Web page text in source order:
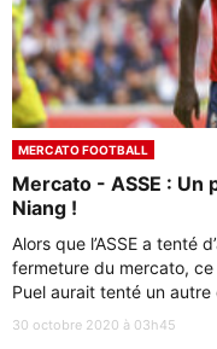
MERCATO FOOTBALL
Mercato - ASSE : Un
Niang !
Alors que l’ASSE a tenté
fermeture du mercato,
Puel aurait tenté un
30 octobre 2020 à 03h45